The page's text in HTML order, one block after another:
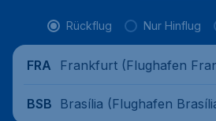
Rückflug Nur Hinflug
FRA
Frankfurt (Flughafen
BSB Brasília (Flughafen